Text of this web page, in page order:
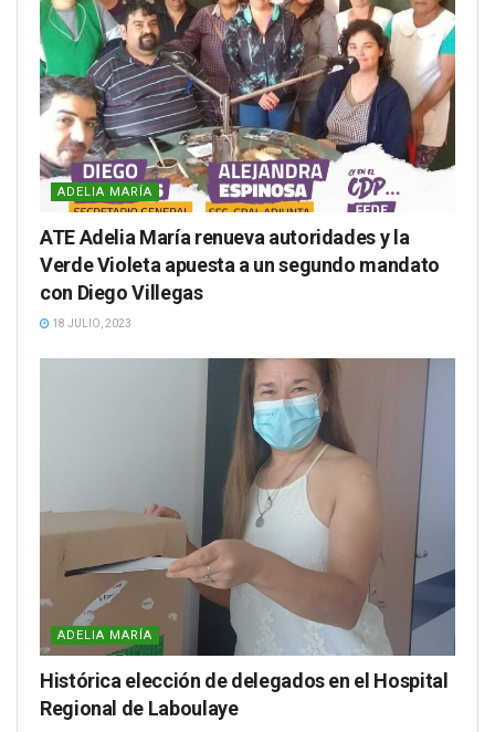
ADELIA MARÍA
ATE Adelia María renueva autoridades y la
Verde Violeta apuesta a un segundo mandato
con Diego Villegas
18 JULIO, 2023
ADELIA MARÍA
Histórica elección de delegados en el Hospital
Regional de Laboulaye